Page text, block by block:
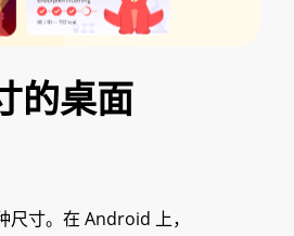
的桌面
尺寸。在 Android 上，